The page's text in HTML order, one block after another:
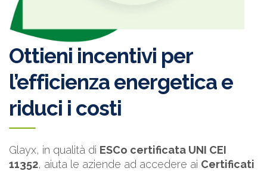
Ottieni incentivi per
l’efficienza energetica e
riduci i costi
Glayx, in qualità di ESCo certificata UNI CEI
11352, aiuta le aziende ad accedere ai Certificati